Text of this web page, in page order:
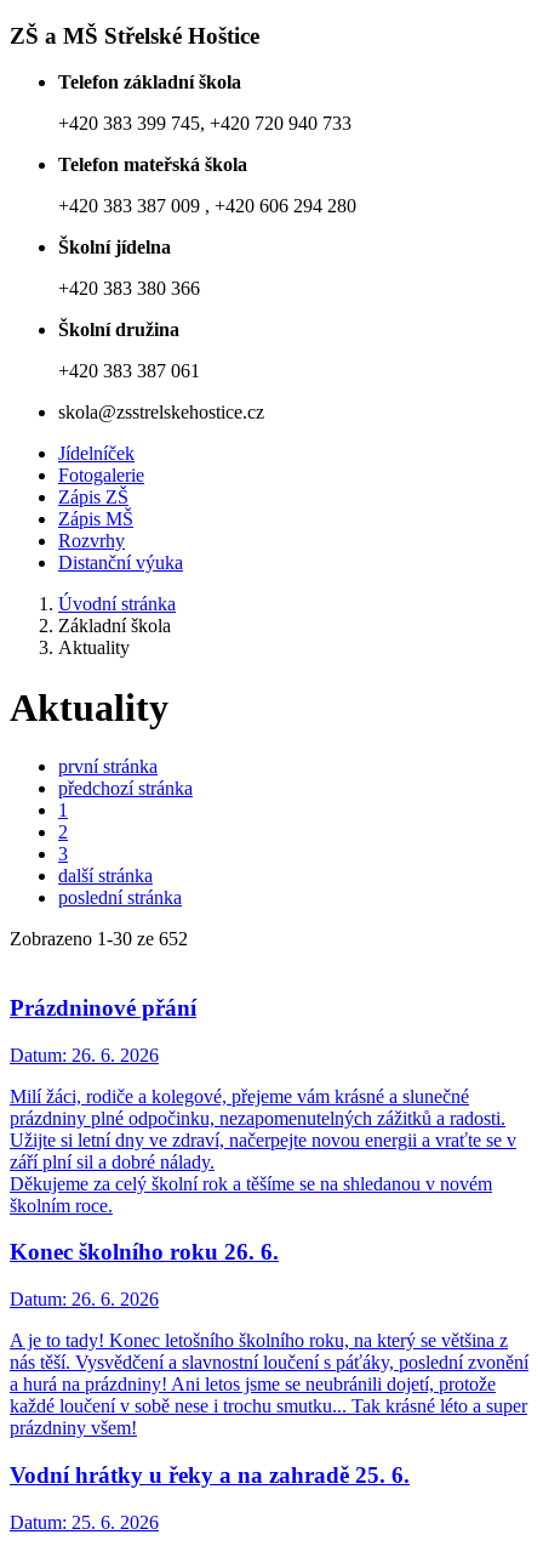
ZŠ a MŠ Střelské Hoštice
Telefon základní škola
+420 383 399 745, +420 720 940 733
Telefon mateřská škola
+420 383 387 009 , +420 606 294 280
Školní jídelna
+420 383 380 366
Školní družina
+420 383 387 061
skola@zsstrelskehostice.cz
Jídelníček
Fotogalerie
Zápis ZŠ
Zápis MŠ
Rozvrhy
Distanční výuka
Úvodní stránka
Základní škola
Aktuality
Aktuality
první stránka
předchozí stránka
1
2
3
další stránka
poslední stránka
Zobrazeno 1-30 ze 652
Prázdninové přání
Datum: 26. 6. 2026
Milí žáci, rodiče a kolegové, přejeme vám krásné a slunečné
prázdniny plné odpočinku, nezapomenutelných zážitků a radosti.
Užijte si letní dny ve zdraví, načerpejte novou energii a vraťte se v
září plní sil a dobré nálady.
Děkujeme za celý školní rok a těšíme se na shledanou v novém
školním roce.
Konec školního roku 26. 6.
Datum: 26. 6. 2026
A je to tady! Konec letošního školního roku, na který se většina z
nás těší. Vysvědčení a slavnostní loučení s páťáky, poslední zvonění
a hurá na prázdniny! Ani letos jsme se neubránili dojetí, protože
každé loučení v sobě nese i trochu smutku... Tak krásné léto a super
prázdniny všem!
Vodní hrátky u řeky a na zahradě 25. 6.
Datum: 25. 6. 2026